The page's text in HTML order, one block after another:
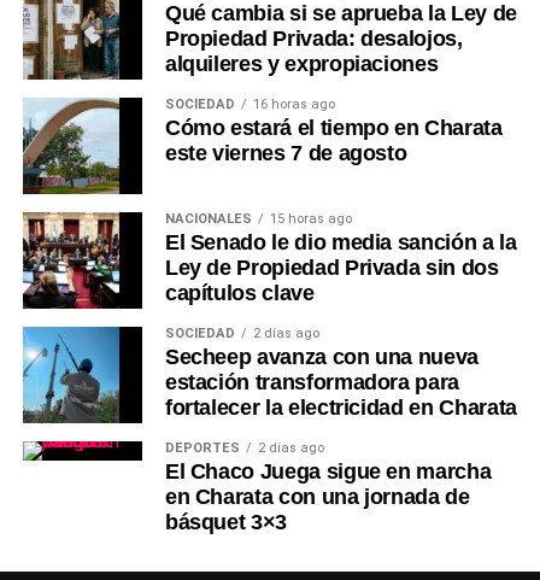
Qué cambia si se aprueba la Ley de
Propiedad Privada: desalojos,
alquileres y expropiaciones
SOCIEDAD 16 horas ago
Cómo estará el tiempo en Charata
este viernes 7 de agosto
NACIONALES 15 horas ago
El Senado le dio media sanción a la
Ley de Propiedad Privada sin dos
capítulos clave
SOCIEDAD 2 días ago
Secheep avanza con una nueva
estación transformadora para
fortalecer la electricidad en Charata
DEPORTES 2 días ago
El Chaco Juega sigue en marcha
en Charata con una jornada de
básquet 3×3